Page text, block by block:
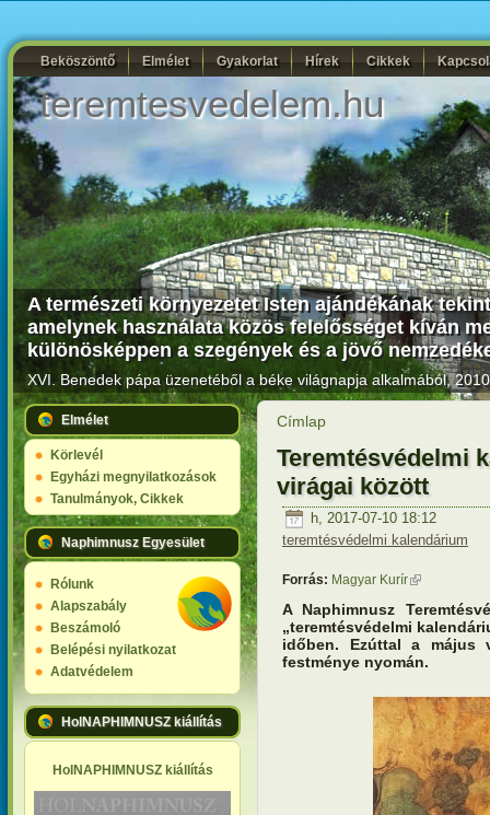
Beköszöntő Elmélet Gyakorlat Hírek Cikkek
teremtesvedelem.hu
A természeti környezetet Isten ajándékának
amelynek használata közös felelősséget kíván
különösképpen a szegények és a jövő
XVI. Benedek pápa üzenetéből a béke világnapja alkalmából,
Elmélet
Körlevél
Egyházi megnyilatkozások
Tanulmányok, Cikkek
Naphimnusz Egyesület
Rólunk
Alapszabály
Beszámoló
Belépési nyilatkozat
Adatvédelem
HolNAPHIMNUSZ kiállítás
HolNAPHIMNUSZ kiállítás
Címlap
Teremtésvédelmi
virágai között
h, 2017-07-10 18:12
teremtésvédelmi kalendárium
Forrás: Magyar Kurír(külső
A Naphimnusz
„teremtésvédelmi
időben. Ezúttal a május
festménye nyomán.